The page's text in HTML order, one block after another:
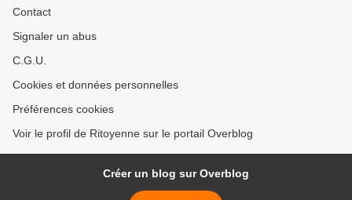
Contact
Signaler un abus
C.G.U.
Cookies et données personnelles
Préférences cookies
Voir le profil de Ritoyenne sur le portail Overblog
Créer un blog sur Overblog